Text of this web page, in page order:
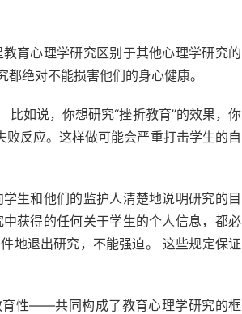
育心理学研究区别于其他心理学研究的
绝对不能损害他们的身心健康。
如说，你想研究“挫折教育”的效果，你
反应。这样做可能会严重打击学生的自
生和他们的监护人清楚地说明研究的目
获得的任何关于学生的个人信息，都必
地退出研究，不能强迫。 这些规定保证
性——共同构成了教育心理学研究的框